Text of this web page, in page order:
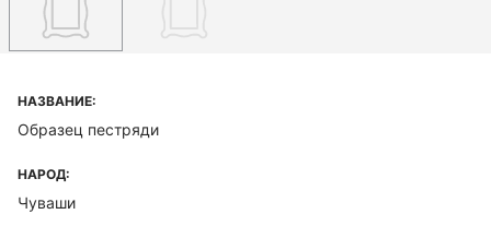
НАЗВАНИЕ:
Образец пестряди
НАРОД:
Чуваши